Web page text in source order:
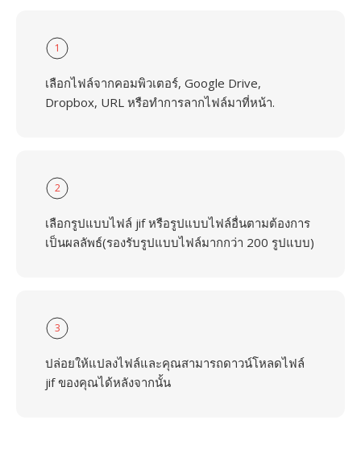
1
เลือกไฟล์จากคอมพิวเตอร์, Google Drive,
Dropbox, URL หรือทำการลากไฟล์มาที่หน้า.
2
เลือกรูปแบบไฟล์ jif หรือรูปแบบไฟล์อื่นตามต้องการ
เป็นผลลัพธ์(รองรับรูปแบบไฟล์มากกว่า 200 รูปแบบ)
3
ปล่อยให้แปลงไฟล์และคุณสามารถดาวน์โหลดไฟล์
jif ของคุณได้หลังจากนั้น